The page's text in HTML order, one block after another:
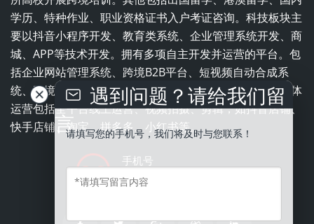
学历、特种作业、职业资格证书入户考证咨询。科技板块主
要以抖音小程序开发、教育类系统、企业管理系统开发、商
城、APP等技术开发。拥有多项自主开发并运营的平台。包
括企业网站管理系统、跨境B2B平台、短视频自动合成系
统、跨境电商平台、职业培训学校一体化管理系统。全媒体
运营包括全平台线上运营、视频拍摄、剪辑，如抖音店铺、
快手店铺、淘宝、拼多多、小红书等。
手机号
13543837996
遇到问题？请给我们留
言请填写您的手机号，我们将及时与您联系！